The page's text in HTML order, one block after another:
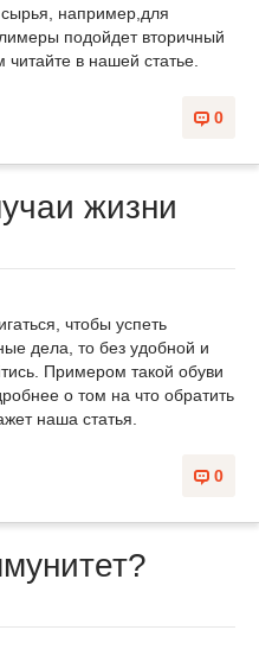
сырья, например,для
подойдет вторичный
в нашей статье.
0
жизни
чтобы успеть
дела, то без удобной и
Примером такой обуви
о том на что обратить
наша статья.
0